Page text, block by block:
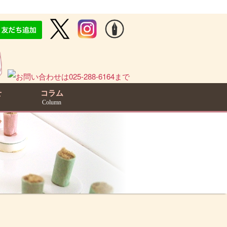
コラム
Column